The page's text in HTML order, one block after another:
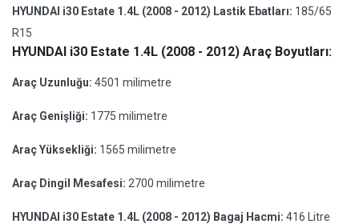
HYUNDAI i30 Estate 1.4L (2008 - 2012) Lastik Ebatları: 185/65
R15
HYUNDAI i30 Estate 1.4L (2008 - 2012) Araç Boyutları:
Araç Uzunluğu: 4501 milimetre
Araç Genişliği: 1775 milimetre
Araç Yüksekliği: 1565 milimetre
Araç Dingil Mesafesi: 2700 milimetre
HYUNDAI i30 Estate 1.4L (2008 - 2012) Bagaj Hacmi: 416 Litre